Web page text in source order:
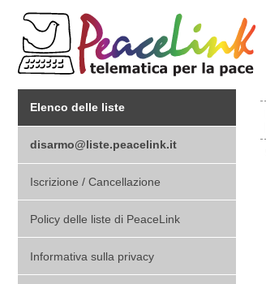
Elenco delle liste
disarmo@liste.peacelink.it
Iscrizione / Cancellazione
Policy delle liste di PeaceLink
Informativa sulla privacy